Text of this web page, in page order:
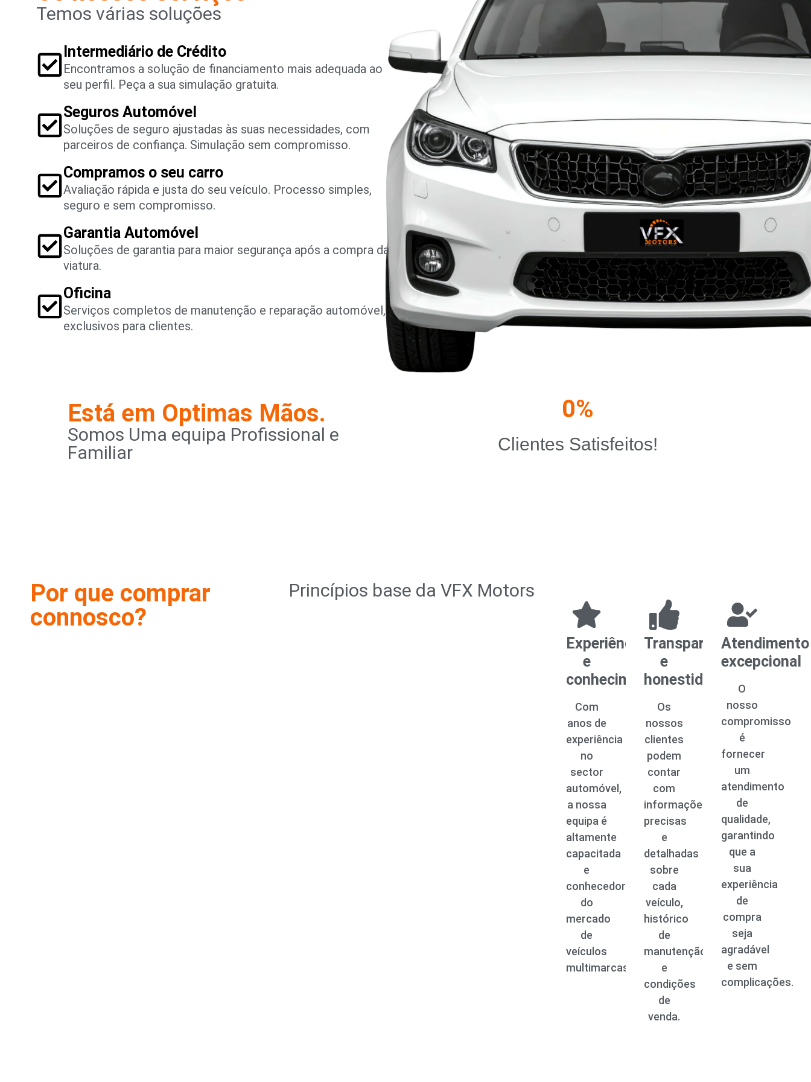
Temos várias soluções
Intermediário de Crédito
Encontramos a solução de financiamento mais adequada ao
seu perfil. Peça a sua simulação gratuita.
Seguros Automóvel
Soluções de seguro ajustadas às suas necessidades, com
parceiros de confiança. Simulação sem compromisso.
Compramos o seu carro
Avaliação rápida e justa do seu veículo. Processo simples,
seguro e sem compromisso.
Garantia Automóvel
Soluções de garantia para maior segurança após a compra da
viatura.
Oficina
Serviços completos de manutenção e reparação automóvel,
exclusivos para clientes.
Está em Optimas Mãos.
Somos Uma equipa Profissional e
Familiar
Clientes Satisfeitos!
0%
Por que comprar
connosco?
Princípios base da VFX Motors
Experiência
e
conhecimento
Com
anos de
experiência
no
sector
automóvel,
a nossa
equipa é
altamente
capacitada
e
conhecedora
do
mercado
de
veículos
multimarcas.
Transparência
e
honestidade
Os
nossos
clientes
podem
contar
com
informações
precisas
e
detalhadas
sobre
cada
veículo,
histórico
de
manutenção
e
condições
de
venda.
Atendimento
excepcional
O
nosso
compromisso
é
fornecer
um
atendimento
de
qualidade,
garantindo
que a
sua
experiência
de
compra
seja
agradável
e sem
complicações.